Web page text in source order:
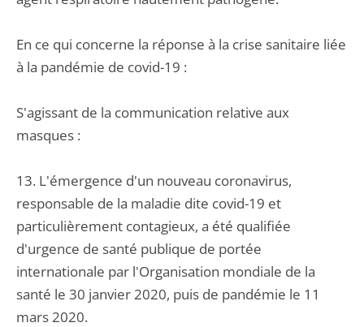
En ce qui concerne la réponse à la crise sanitaire liée
à la pandémie de covid-19 :
S'agissant de la communication relative aux
masques :
13. L'émergence d'un nouveau coronavirus,
responsable de la maladie dite covid-19 et
particulièrement contagieux, a été qualifiée
d'urgence de santé publique de portée
internationale par l'Organisation mondiale de la
santé le 30 janvier 2020, puis de pandémie le 11
mars 2020.